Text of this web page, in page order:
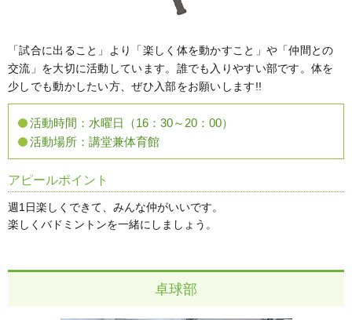
「試合に出ること」より「楽しく体を動かすこと」や「仲間との
交流」を大切に活動しています。誰でも入りやすい部です。体を
少しでも動かしたい方、ぜひ入部をお願いします!!
活動時間： 水曜日（16：30～20：00）
活動場所： 講堂兼体育館
アピールポイント
週1日楽しくできて、みんな仲がいいです。
楽しくバドミントンを一緒にしましょう。
卓球部